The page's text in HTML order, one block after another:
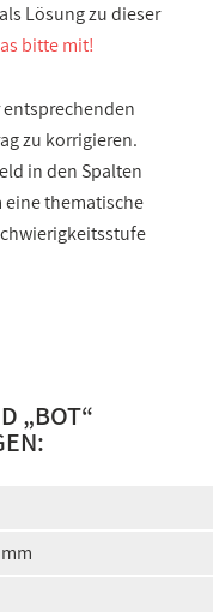
Lösung zu dieser
bitte mit!
entsprechenden
zu korrigieren.
in den Spalten
eine thematische
„BOT“